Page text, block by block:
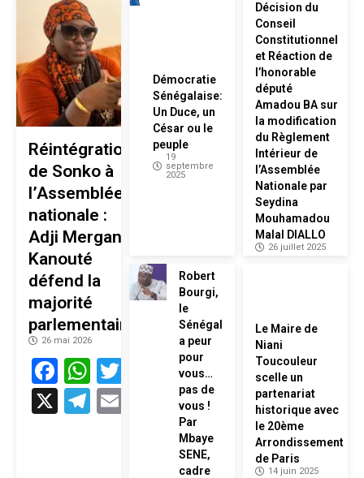
Réintégration
de Sonko à
l’Assemblée
nationale :
Adji Mergane
Kanouté
défend la
majorité
parlementaire
26 mai 2026
Facebook
WhatsApp
Twitter
X
Telegram
Email
Démocratie
Sénégalaise:
Un Duce, un
César ou le
peuple
19
septembre
2025
Décision du
Conseil
Constitutionnel
et Réaction de
l’honorable
député
Amadou BA sur
la modification
du Règlement
Intérieur de
l’Assemblée
Nationale par
Seydina
Mouhamadou
Malal DIALLO
26 juillet 2025
Robert
Bourgi,
le
Sénégal
a peur
pour
vous…
pas de
vous !
Par
Mbaye
SENE,
cadre
Le Maire de
Niani
Toucouleur
scelle un
partenariat
historique avec
le 20ème
Arrondissement
de Paris
14 juin 2025